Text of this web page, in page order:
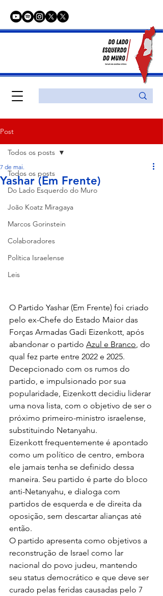
Post
Todos os posts
Do Lado Esquerdo do Muro
João Koatz Miragaya
Marcos Gorinstein
Colaboradores
Política Israelense
Leis
Todos os posts
Yashar (Em Frente)
7 de mai.
O Partido Yashar (Em Frente) foi criado
pelo ex-Chefe do Estado Maior das
Forças Armadas Gadi Eizenkott, após
abandonar o partido Azul e Branco, do
qual fez parte entre 2022 e 2025.
Decepcionado com os rumos do
partido, e impulsionado por sua
popularidade, Eizenkott decidiu liderar
uma nova lista, com o objetivo de ser o
próximo primeiro-ministro israelense,
substituindo Netanyahu.
Eizenkott frequentemente é apontado
como um político de centro, embora
ele jamais tenha se definido dessa
maneira. Seu partido é parte do bloco
anti-Netanyahu, e dialoga com
partidos de esquerda e de direita da
oposição, sem descartar alianças até
então.
O partido apresenta como objetivos a
reconstrução de Israel como lar
nacional do povo judeu, mantendo
seu status democrático e que deve ser
curado pelas feridas causadas pelo 7